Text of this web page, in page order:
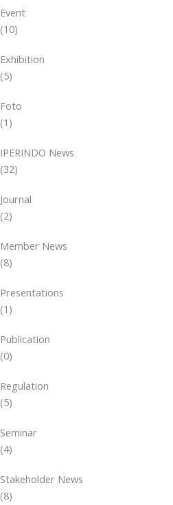
Event
(10)
Exhibition
(5)
Foto
(1)
IPERINDO News
(32)
Journal
(2)
Member News
(8)
Presentations
(1)
Publication
(0)
Regulation
(5)
Seminar
(4)
Stakeholder News
(8)